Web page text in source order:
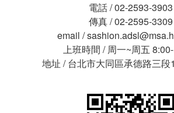
電話 / 02-2593-3903
傳真 / 02-2595-3309
email /
上班時間 / 周一~周五
地址 / 台北市大同區承德路三段